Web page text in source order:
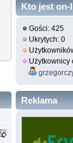
Kto jest on-
Gości: 425
Ukrytych: 0
Użytkownicy
Reklama